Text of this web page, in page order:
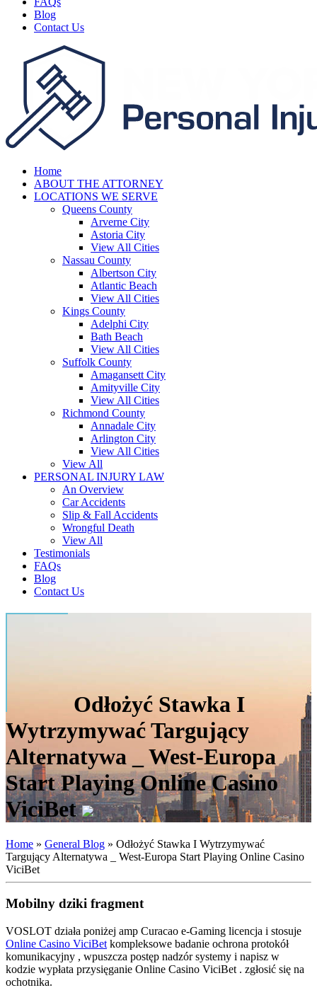
Blog
Contact Us
Home
ABOUT THE ATTORNEY
LOCATIONS WE SERVE
Queens County
Arverne City
Astoria City
View All Cities
Nassau County
Albertson City
Atlantic Beach
View All Cities
Kings County
Adelphi City
Bath Beach
View All Cities
Suffolk County
Amagansett City
Amityville City
View All Cities
Richmond County
Annadale City
Arlington City
View All Cities
View All
PERSONAL INJURY LAW
An Overview
Car Accidents
Slip & Fall Accidents
Wrongful Death
View All
Testimonials
FAQs
Blog
Contact Us
Odłożyć Stawka I
Wytrzymywać Targujący
Alternatywa _ West-Europa
Start Playing Online Casino
ViciBet
Home » General Blog » Odłożyć Stawka I Wytrzymywać
Targujący Alternatywa _ West-Europa Start Playing Online Casino
ViciBet
Mobilny dziki fragment
VOSLOT działa poniżej amp Curacao e-Gaming licencja i stosuje
Online Casino ViciBet kompleksowe badanie ochrona protokół
komunikacyjny , wpuszcza postęp nadzór systemy i napisz w
kodzie wypłata przysięganie Online Casino ViciBet . zgłosić się na
ochotnika.